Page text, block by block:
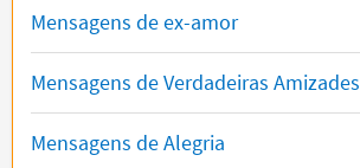
Mensagens de ex-amor
Mensagens de Verdadeiras Amizades
Mensagens de Alegria